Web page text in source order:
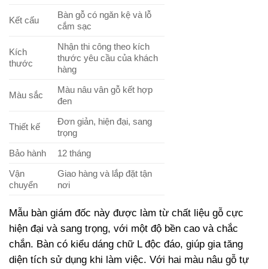
Kết cấu
Bàn gỗ có ngăn kệ và lỗ
cắm sạc
Kích
thước
Nhận thi công theo kích
thước yêu cầu của khách
hàng
Màu sắc
Màu nâu vân gỗ kết hợp
đen
Thiết kế
Đơn giản, hiện đại, sang
trọng
Bảo hành
12 tháng
Vận
chuyển
Giao hàng và lắp đặt tận
nơi
Mẫu bàn giám đốc này được làm từ chất liệu gỗ cực
hiện đại và sang trọng, với một độ bền cao và chắc
chắn. Bàn có kiểu dáng chữ L độc đáo, giúp gia tăng
diện tích sử dụng khi làm việc. Với hai màu nâu gỗ tự